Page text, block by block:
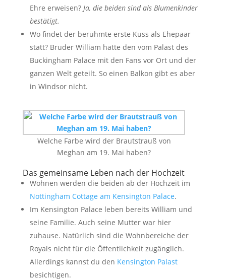
Ehre erweisen? Ja, die beiden sind als Blumenkinder
bestätigt.
Wo findet der berühmte erste Kuss als Ehepaar
statt? Bruder William hatte den vom Palast des
Buckingham Palace mit den Fans vor Ort und der
ganzen Welt geteilt. So einen Balkon gibt es aber
in Windsor nicht.
Welche Farbe wird der Brautstrauß von
Meghan am 19. Mai haben?
Das gemeinsame Leben nach der Hochzeit
Wohnen werden die beiden ab der Hochzeit im
Nottingham Cottage am Kensington Palace.
Im Kensington Palace leben bereits William und
seine Familie. Auch seine Mutter war hier
zuhause. Natürlich sind die Wohnbereiche der
Royals nicht für die Öffentlichkeit zugänglich.
Allerdings kannst du den Kensington Palast
besichtigen.